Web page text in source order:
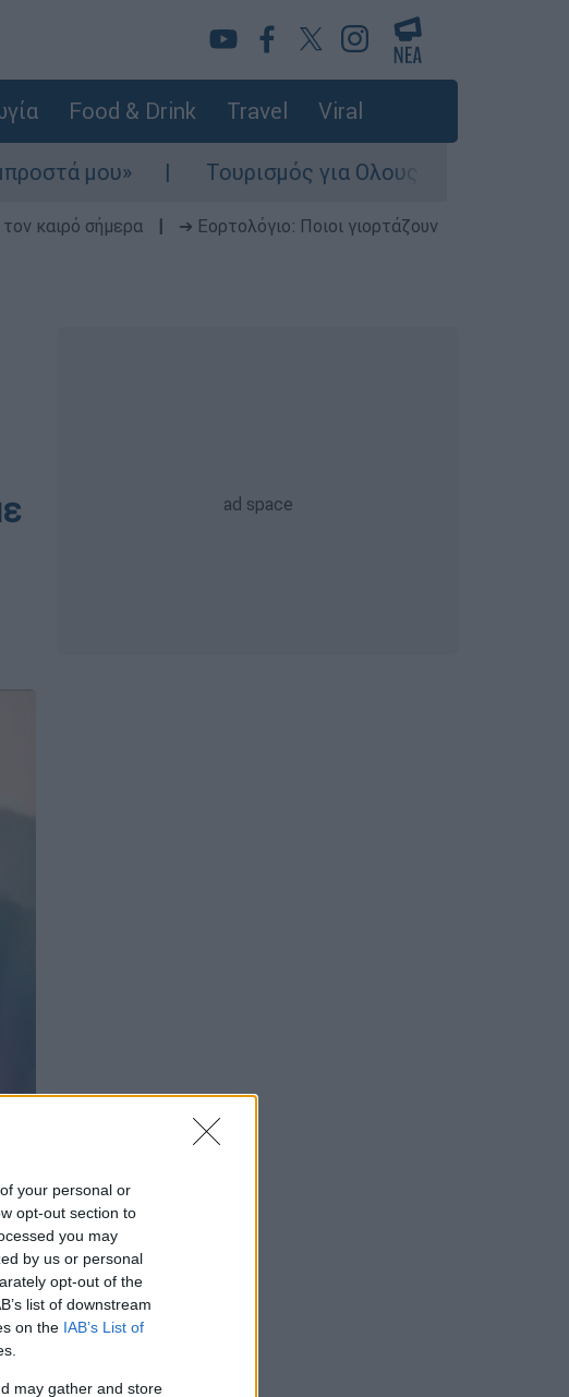
your personal or
opt-out section to
you may
by us or personal
opt-out of the
list of downstream
on the IAB’s List of
may gather and store
Food & Drink Travel Viral
Τουρισμός για Ολους 2026-2027: Τα SOS
καιρό σήμερα
➔ Εορτολόγιο: Ποιοι γιορτάζουν